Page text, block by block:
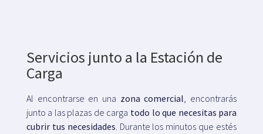
Servicios junto a la Estación de
Carga
Al encontrarse en una zona comercial, encontrarás
junto a las plazas de carga todo lo que necesitas para
cubrir tus necesidades. Durante los minutos que estés